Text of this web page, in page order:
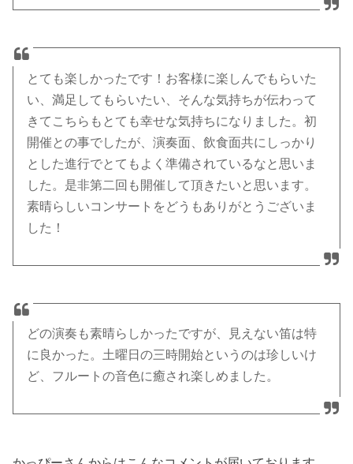
とても楽しかったです！お客様に楽しんでもらいた
い、満足してもらいたい、そんな気持ちが伝わって
きてこちらもとても幸せな気持ちになりました。初
開催との事でしたが、演奏面、飲食面共にしっかり
とした進行でとてもよく準備されているなと思いま
した。是非第二回も開催して頂きたいと思います。
素晴らしいコンサートをどうもありがとうございま
した！
どの演奏も素晴らしかったですが、見えない笛は特
に良かった。土曜日の三時開始というのは珍しいけ
ど、フルートの音色に癒され楽しめました。